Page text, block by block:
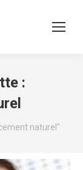
:
naturel"